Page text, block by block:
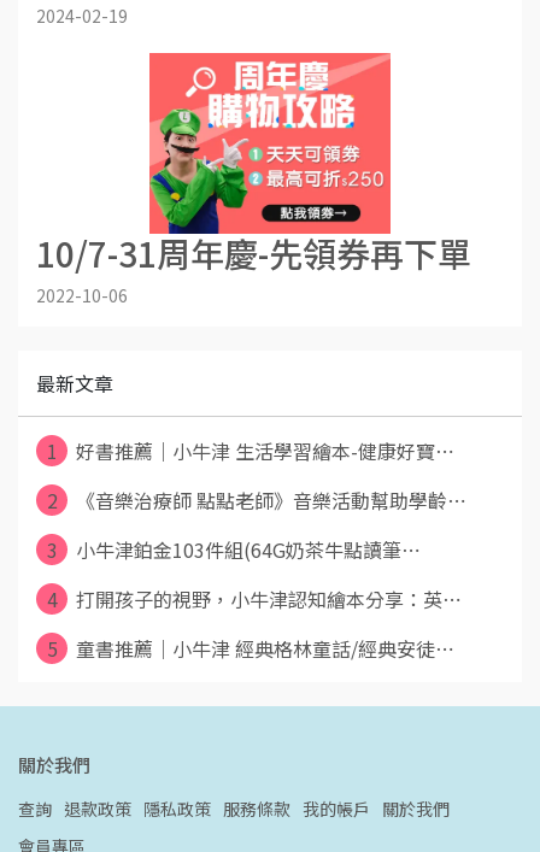
2024-02-19
10/7-31周年慶-先領券再下單
2022-10-06
最新文章
1
好書推薦｜小牛津 生活學習繪本-健康好寶⋯
2
《音樂治療師 點點老師》音樂活動幫助學齡⋯
3
小牛津鉑金103件組(64G奶茶牛點讀筆⋯
4
打開孩子的視野，小牛津認知繪本分享：英⋯
5
童書推薦｜小牛津 經典格林童話/經典安徒⋯
關於我們
查詢 退款政策 隱私政策 服務條款 我的帳戶
關於我們
會員專區